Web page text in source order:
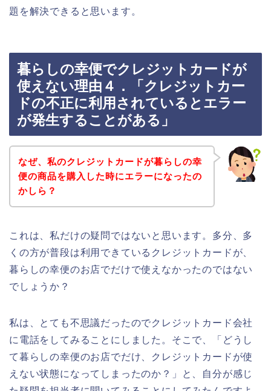
題を解決できると思います。
暮らしの幸便でクレジットカードが
使えない理由４．「クレジットカー
ドの不正に利用されているとエラー
が発生することがある」
なぜ、私のクレジットカードが暮らしの幸
便の商品を購入した時にエラーになったの
かしら？
これは、私だけの疑問ではないと思います。多分、多
くの方が普段は利用できているクレジットカードが、
暮らしの幸便のお店でだけで使えなかったのではない
でしょうか？
私は、とても不思議だったのでクレジットカード会社
に電話をしてみることにしました。そこで、「どうし
て暮らしの幸便のお店でだけ、クレジットカードが使
えない状態になってしまったのか？」と、自分が感じ